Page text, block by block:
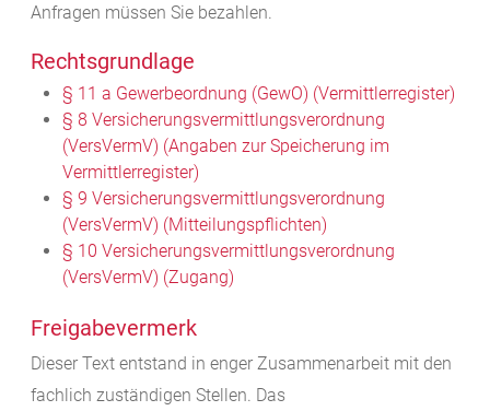
Anfragen müssen Sie bezahlen.
Rechtsgrundlage
§ 11 a Gewerbeordnung (GewO) (Vermittlerregister)
§ 8 Versicherungsvermittlungsverordnung
(VersVermV) (Angaben zur Speicherung im
Vermittlerregister)
§ 9 Versicherungsvermittlungsverordnung
(VersVermV) (Mitteilungspflichten)
§ 10 Versicherungsvermittlungsverordnung
(VersVermV) (Zugang)
Freigabevermerk
Dieser Text entstand in enger Zusammenarbeit mit den
fachlich zuständigen Stellen. Das